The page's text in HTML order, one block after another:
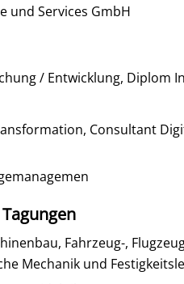
und Services GmbH
/ Entwicklung, Diplom
Consultant
Fahrzeug-,
Mechanik und